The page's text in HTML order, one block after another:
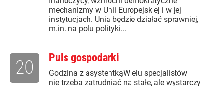
mechanizmy w Unii Europejskiej i w jej
instytucjach. Unia będzie działać sprawniej,
m.in. na polu polityki...
Puls gospodarki
Godzina z asystentkąWielu specjalistów
nie trzeba zatrudniać na stałe, ale wystarczy
20